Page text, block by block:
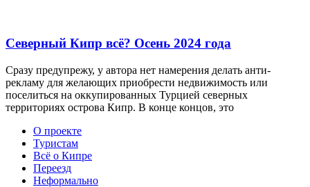
Северный Кипр всё? Осень 2024 года
Сразу предупрежу, у автора нет намерения делать анти-
рекламу для желающих приобрести недвижимость или
поселиться на оккупированных Турцией северных
территориях острова Кипр. В конце концов, это
О проекте
Туристам
Всё о Кипре
Переезд
Неформально